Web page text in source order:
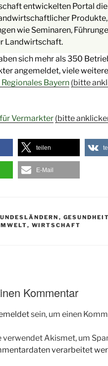
entwickelten Portal
wie Seminaren,
Landwirtschaft.
sich mehr als 350
angemeldet, viele
Bayern (bitte
Vermarkter (bitte
teilen
E-Mail
, GESUNDHEIT
, WIRTSCHAFT
Kommentar
sein, um einen
verwendet Akismet, um
verarbeitet